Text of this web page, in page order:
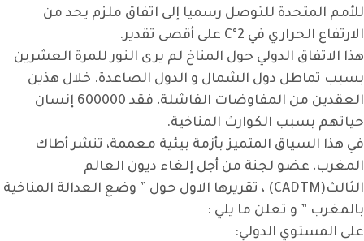
للأمم المتحدة للتوصل رسميا إلى اتفاق ملزم يحد من
الارتفاع الحراري في C°2 على أقصى تقدير.
هذا الاتفاق الدولي حول المناخ لم يرى النور للمرة العشرين
بسبب تماطل دول الشمال و الدول الصاعدة. خلال هذين
العقدين من المفاوضات الفاشلة، فقد 600000 إنسان
حياتهم بسبب الكوارث المناخية.
في هذا السياق المتميز بأزمة بيئية معممة، تنشر أطاك
المغرب، عضو لجنة من أجل إلغاء ديون العالم
الثالث(CADTM) ، تقريرها الاول حول ” وضع العدالة المناخية
بالمغرب ” و تعلن ما يلي :
على المستوي الدولي: